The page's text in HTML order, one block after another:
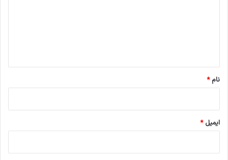
نام*
ایمیل*